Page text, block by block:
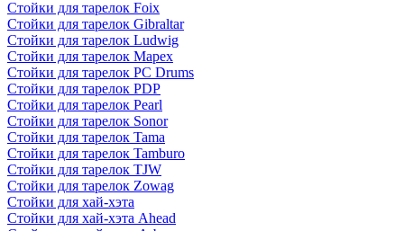
Стойки для тарелок Foix
Стойки для тарелок Gibraltar
Стойки для тарелок Ludwig
Стойки для тарелок Mapex
Стойки для тарелок PC Drums
Стойки для тарелок PDP
Стойки для тарелок Pearl
Стойки для тарелок Sonor
Стойки для тарелок Tama
Стойки для тарелок Tamburo
Стойки для тарелок TJW
Стойки для тарелок Zowag
Стойки для хай-хэта
Стойки для хай-хэта Ahead